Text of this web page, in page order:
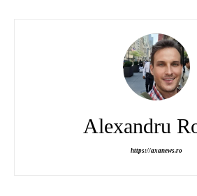
Alexandru
https://axanews.ro